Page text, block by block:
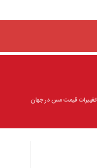
تغییرات قیمت مس در جهان